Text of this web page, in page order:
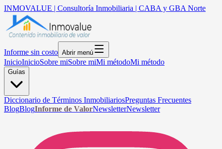
INMOVALUE | Consultoría Inmobiliaria | CABA y GBA Norte
Informe sin costo Abrir menú
InicioInicioSobre miSobre miMi métodoMi método
Guías
Diccionario de Términos InmobiliariosPreguntas Frecuentes
BlogBlogInforme de ValorNewsletterNewsletter